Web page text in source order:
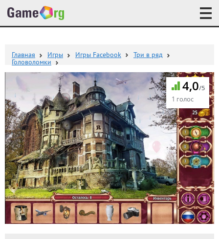
Главная Игры Игры Facebook
Три в ряд
Головоломки
4,0/5
1 голос